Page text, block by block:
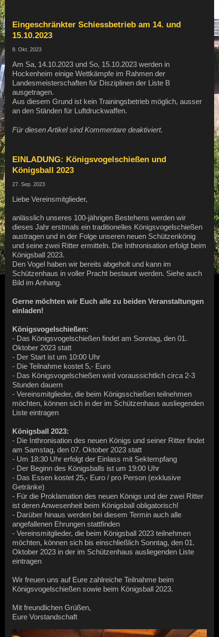
Eingeschränkter Schiessbetrieb am 14. und
15.10.2023
8. Okt. 2023
Am Sa, 14.10.2023 und So, 15.10.2023 werden in
Hockenheim einige Wettkämpfe im Rahmen der
Landesmeisterschaften für Disziplinen der Liste B
ausgetragen.
Aus diesem Grund ist kein Trainingsbetrieb möglich, ausser
an den Ständen für Luftdruckwaffen.
Für diesen Artikel sind Kommentare deaktiviert.
EINLADUNG: Königsvogelschießen und
Königsball 2023
27. Sep. 2023
Liebe Vereinsmitglieder,
anlässlich unseres 100-jährigen Bestehens werden wir
dieses Jahr erstmals ein traditionelles Königsvogelschießen
austragen und in der Folge unseren neuen Schützenkönig
und seine zwei Ritter ermitteln. Die Inthronisation erfolgt beim
Königsball 2023.
Den Vogel haben wir bereits abgeholt und kann im
Schützenhaus in voller Pracht bestaunt werden. Siehe auch
Bild im Anhang.
Gerne möchten wir Euch alle zu beiden Veranstaltungen
einladen!
Königsvogelschießen:
- Das Königsvogelschießen findet am Sonntag, den 01.
Oktober 2023 statt
- Der Start ist um 10:00 Uhr
- Die Teilnahme kostet 5,- Euro
- Das Königsvogelschießen wird voraussichtlich circa 2-3
Stunden dauern
- Vereinsmitglieder, die beim Königsschießen teilnehmen
möchten, können sich in der im Schützenhaus ausliegenden
Liste eintragen
Königsball 2023:
- Die Inthronisation des neuen Königs und seiner Ritter findet
am Samstag, den 07. Oktober 2023 statt
- Um 18:30 Uhr erfolgt der Einlass mit Sektempfang
- Der Beginn des Königsballs ist um 19:00 Uhr
- Das Essen kostet 25,- Euro / pro Person (exklusive
Getränke)
- Für die Proklamation des neuen Königs und der zwei Ritter
ist deren Anwesenheit beim Königsball obligatorisch!
- Darüber hinaus werden bei diesem Termin auch alle
angefallenen Ehrungen stattfinden
- Vereinsmitglieder, die beim Königsball 2023 teilnehmen
möchten, können sich bis einschließlich Sonntag, den 01.
Oktober 2023 in der im Schützenhaus ausliegenden Liste
eintragen
Wir freuen uns auf Eure zahlreiche Teilnahme beim
Königsvogelschießen sowie beim Königsball 2023.
Mit freundlichen Grüßen,
Eure Vorstandschaft